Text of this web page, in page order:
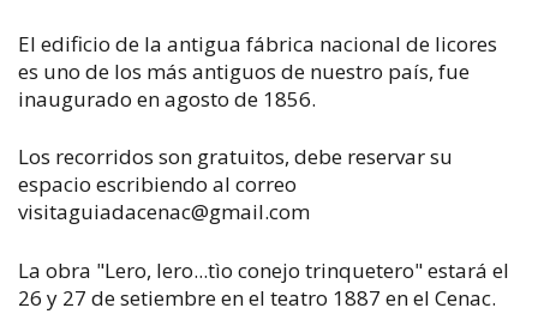
El edificio de la antigua fábrica nacional de licores
es uno de los más antiguos de nuestro país, fue
inaugurado en agosto de 1856.
Los recorridos son gratuitos, debe reservar su
espacio escribiendo al correo
visitaguiadacenac@gmail.com
La obra "Lero, lero...tìo conejo trinquetero" estará el
26 y 27 de setiembre en el teatro 1887 en el Cenac.